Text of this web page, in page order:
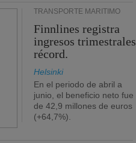
TRANSPORTE MARÍTIMO
Finnlines registra
ingresos trimestrales
récord.
Helsinki
En el periodo de abril a
junio, el beneficio neto fue
de 42,9 millones de euros
(+64,7%).